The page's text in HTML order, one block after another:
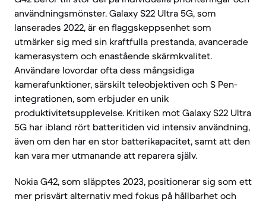
användningsmönster. Galaxy S22 Ultra 5G, som
lanserades 2022, är en flaggskeppsenhet som
utmärker sig med sin kraftfulla prestanda, avancerade
kamerasystem och enastående skärmkvalitet.
Användare lovordar ofta dess mångsidiga
kamerafunktioner, särskilt teleobjektiven och S Pen-
integrationen, som erbjuder en unik
produktivitetsupplevelse. Kritiken mot Galaxy S22 Ultra
5G har ibland rört batteritiden vid intensiv användning,
även om den har en stor batterikapacitet, samt att den
kan vara mer utmanande att reparera själv.
Nokia G42, som släpptes 2023, positionerar sig som ett
mer prisvärt alternativ med fokus på hållbarhet och